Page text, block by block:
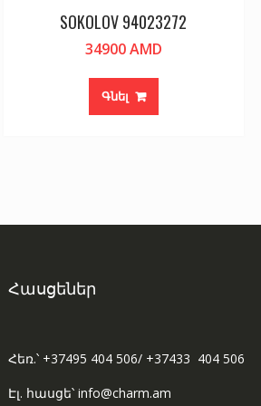
SOKOLOV 94023272
34900AMD
Գնել
Հասցեներ
Հեռ.՝ +37495 404 506/ +37433 404 506
Էլ. հասցե՝ info@charm.am